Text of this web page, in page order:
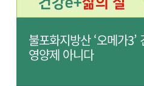
‘대탈출’ [머니+]
불포화지방산 ‘오메가3’
영양제 아니다